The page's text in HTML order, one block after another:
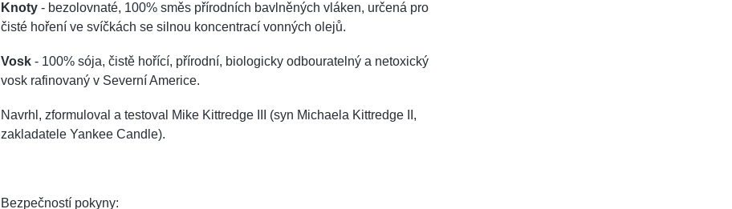
Knoty - bezolovnaté, 100% směs přírodních bavlněných vláken, určená pro
čisté hoření ve svíčkách se silnou koncentrací vonných olejů.
Vosk - 100% sója, čistě hořící, přírodní, biologicky odbouratelný a netoxický
vosk rafinovaný v Severní Americe.
Navrhl, zformuloval a testoval Mike Kittredge III (syn Michaela Kittredge II,
zakladatele Yankee Candle).
Bezpečností pokyny: